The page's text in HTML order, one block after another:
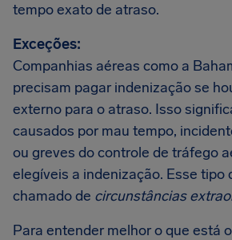
tempo exato de atraso.
Exceções:
Companhias aéreas como a
precisam pagar indenização se
externo para o atraso. Isso
causados por mau tempo,
ou greves do controle de tráfego
elegíveis a indenização. Esse tipo
chamado de circunstâncias
Para entender melhor o que está